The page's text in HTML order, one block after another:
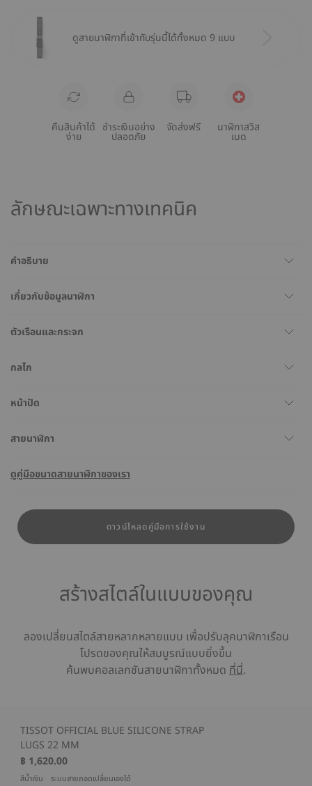
ดูสายนาฬิกาที่เข้ากับรุ่นนี้ได้ทั้งหมด 9 แบบ
คืนสินค้าได้
ง่าย
ชำระเงินอย่าง
ปลอดภัย
จัดส่งฟรี นาฬิกาสวิส
เมด
ลักษณะเฉพาะทางเทคนิค
คำอธิบาย
เกี่ยวกับข้อมูลนาฬิกา
ตัวเรือนและกระจก
กลไก
หน้าปัด
สายนาฬิกา
ดูคู่มือขนาดสายนาฬิกาของเรา
ดาวน์โหลดคู่มือการใช้งาน
สร้างสไตล์ในแบบของคุณ
ลองเปลี่ยนสไตล์สายหลากหลายแบบ เพื่อปรับลุคนาฬิกาเรือน
โปรดของคุณให้สมบูรณ์แบบยิ่งขึ้น
ค้นพบคอลเลกชันสายนาฬิกาทั้งหมด ที่นี่.
TISSOT OFFICIAL BLUE SILICONE STRAP
LUGS 22 MM
฿ 1,620.00
สีน้ำเงิน ระบบสายถอดเปลี่ยนเองได้